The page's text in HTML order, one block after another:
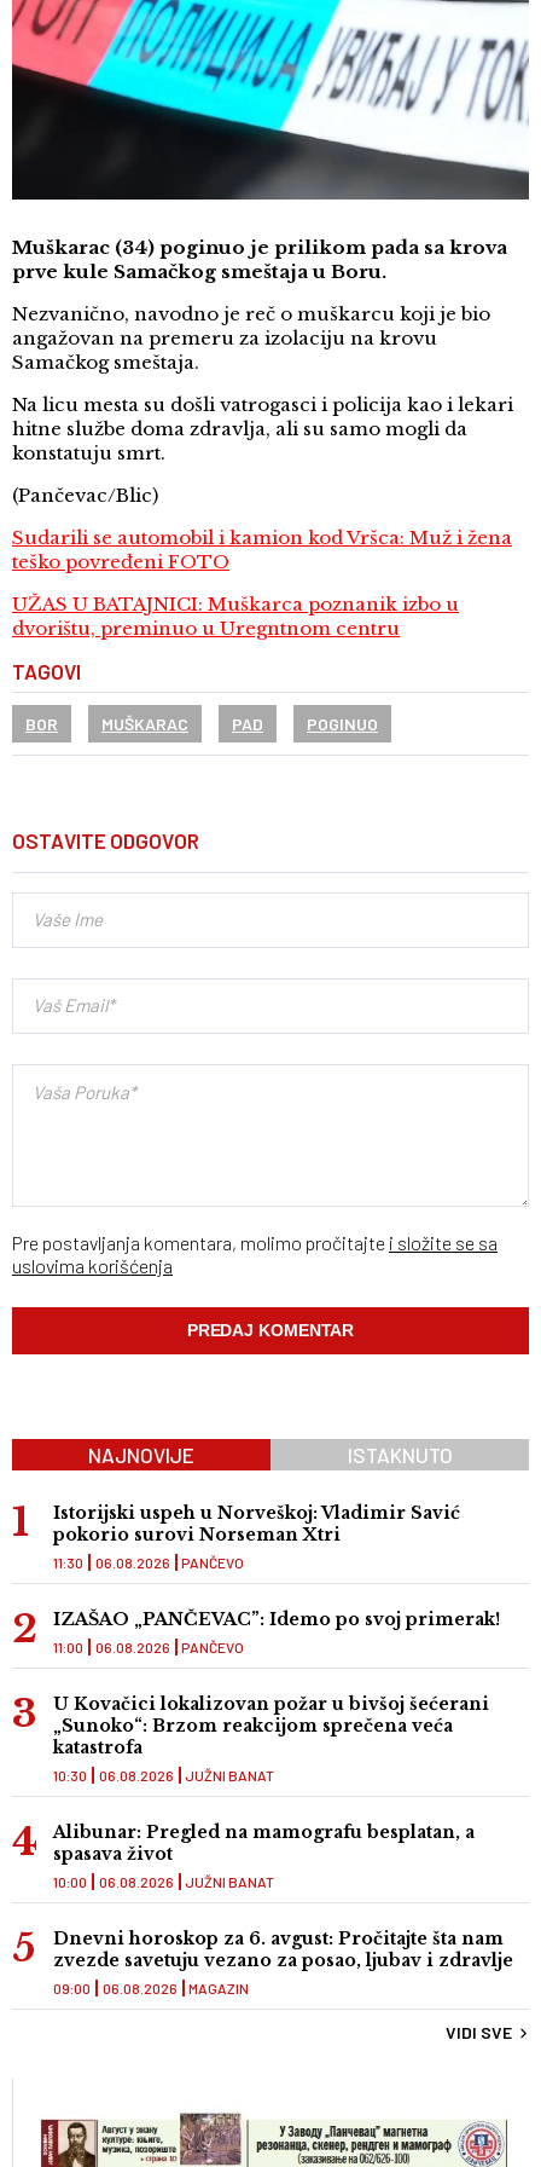
Muškarac (34) poginuo je prilikom pada sa krova
prve kule Samačkog smeštaja u Boru.
Nezvanično, navodno je reč o muškarcu koji je bio
angažovan na premeru za izolaciju na krovu
Samačkog smeštaja.
Na licu mesta su došli vatrogasci i policija kao i lekari
hitne službe doma zdravlja, ali su samo mogli da
konstatuju smrt.
(Pančevac/Blic)
Sudarili se automobil i kamion kod Vršca: Muž i žena
teško povređeni FOTO
UŽAS U BATAJNICI: Muškarca poznanik izbo u
dvorištu, preminuo u Uregntnom centru
TAGOVI
BOR MUŠKARAC PAD POGINUO
OSTAVITE ODGOVOR
Pre postavljanja komentara, molimo pročitajte i složite se sa
uslovima korišćenja
NAJNOVIJE ISTAKNUTO
Istorijski uspeh u Norveškoj: Vladimir Savić
pokorio surovi Norseman Xtri
PANČEVO
11:30 06.08.2026
IZAŠAO „PANČEVAC”: Idemo po svoj primerak!
PANČEVO
11:00 06.08.2026
U Kovačici lokalizovan požar u bivšoj šećerani
„Sunoko“: Brzom reakcijom sprečena veća
katastrofa
JUŽNI BANAT
10:30 06.08.2026
Alibunar: Pregled na mamografu besplatan, a
spasava život
JUŽNI BANAT
10:00 06.08.2026
Dnevni horoskop za 6. avgust: Pročitajte šta nam
zvezde savetuju vezano za posao, ljubav i zdravlje
MAGAZIN
09:00 06.08.2026
VIDI SVE